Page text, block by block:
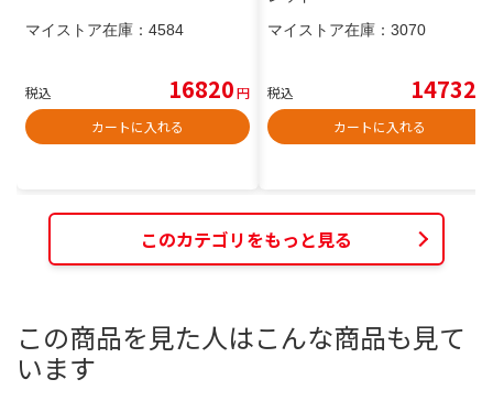
マイストア在庫： 4584
税込 16820円
カートに入れる
マイストア在庫： 3070
税込 14732
カートに入れる
このカテゴリをもっと見る
この商品を見た人はこんな商品も見て
います